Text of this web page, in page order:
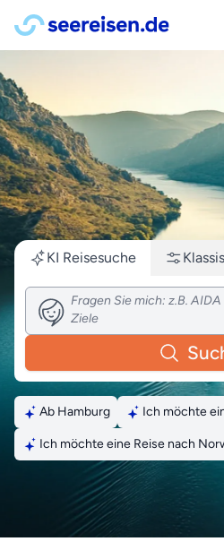
KI Reisesuche
Ab Hamburg Ich möchte
Ich möchte eine Reise nach